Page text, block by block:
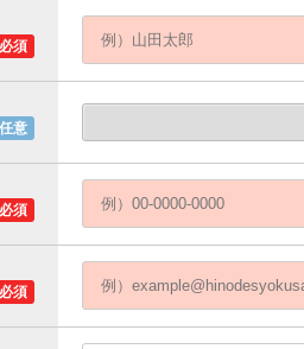
必須
任意
必須
必須